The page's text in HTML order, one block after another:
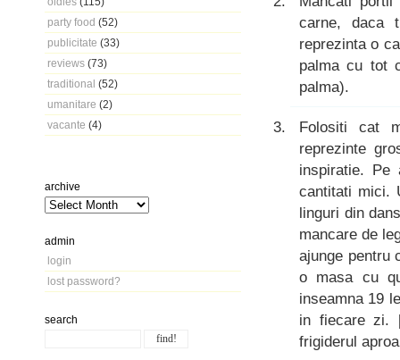
party food (52)
publicitate (33)
reviews (73)
traditional (52)
umanitare (2)
vacante (4)
archive
admin
login
lost password?
search
carne, daca
reprezinta o
palma cu tot
palma).
Folositi cat
reprezinte
inspiratie. Pe
cantitati mici.
linguri din
mancare de
ajunge pentru
o masa cu
inseamna 19
in fiecare zi.
frigiderul